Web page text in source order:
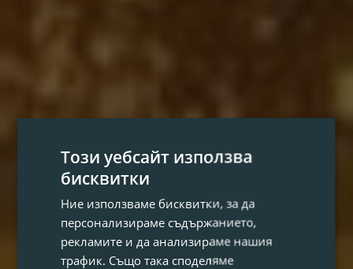
Този уебсайт използва
бисквитки
Ние използваме бисквитки, за да
персонализираме съдържанието,
рекламите и да анализираме нашия
трафик. Също така споделяме